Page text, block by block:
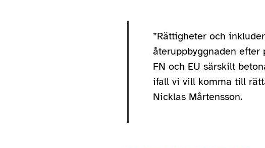
”Rättigheter och
återuppbyggnaden
FN och EU särskilt
ifall vi vill komma till
Nicklas Mårtensson.